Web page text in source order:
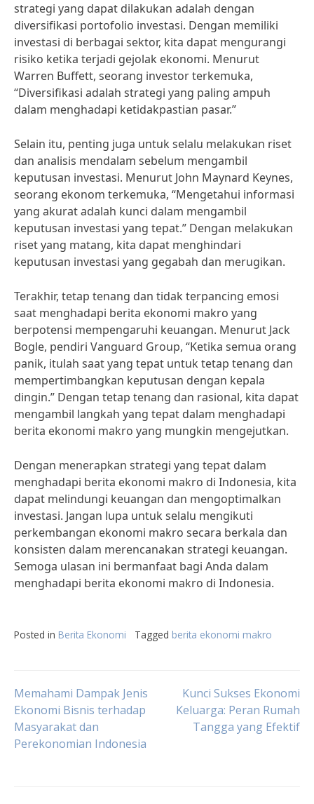
strategi yang dapat dilakukan adalah dengan
diversifikasi portofolio investasi. Dengan memiliki
investasi di berbagai sektor, kita dapat mengurangi
risiko ketika terjadi gejolak ekonomi. Menurut
Warren Buffett, seorang investor terkemuka,
“Diversifikasi adalah strategi yang paling ampuh
dalam menghadapi ketidakpastian pasar.”
Selain itu, penting juga untuk selalu melakukan riset
dan analisis mendalam sebelum mengambil
keputusan investasi. Menurut John Maynard Keynes,
seorang ekonom terkemuka, “Mengetahui informasi
yang akurat adalah kunci dalam mengambil
keputusan investasi yang tepat.” Dengan melakukan
riset yang matang, kita dapat menghindari
keputusan investasi yang gegabah dan merugikan.
Terakhir, tetap tenang dan tidak terpancing emosi
saat menghadapi berita ekonomi makro yang
berpotensi mempengaruhi keuangan. Menurut Jack
Bogle, pendiri Vanguard Group, “Ketika semua orang
panik, itulah saat yang tepat untuk tetap tenang dan
mempertimbangkan keputusan dengan kepala
dingin.” Dengan tetap tenang dan rasional, kita dapat
mengambil langkah yang tepat dalam menghadapi
berita ekonomi makro yang mungkin mengejutkan.
Dengan menerapkan strategi yang tepat dalam
menghadapi berita ekonomi makro di Indonesia, kita
dapat melindungi keuangan dan mengoptimalkan
investasi. Jangan lupa untuk selalu mengikuti
perkembangan ekonomi makro secara berkala dan
konsisten dalam merencanakan strategi keuangan.
Semoga ulasan ini bermanfaat bagi Anda dalam
menghadapi berita ekonomi makro di Indonesia.
Posted in Berita Ekonomi Tagged berita ekonomi makro
Post
navigation
Memahami Dampak Jenis
Ekonomi Bisnis terhadap
Masyarakat dan
Perekonomian Indonesia
Kunci Sukses Ekonomi
Keluarga: Peran Rumah
Tangga yang Efektif